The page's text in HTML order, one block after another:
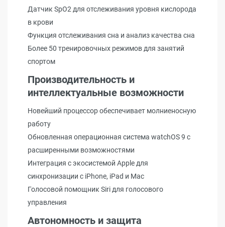
Датчик SpO2 для отслеживания уровня кислорода
в крови
Функция отслеживания сна и анализ качества сна
Более 50 тренировочных режимов для занятий
спортом
Производительность и
интеллектуальные возможности
Новейший процессор обеспечивает молниеносную
работу
Обновленная операционная система watchOS 9 с
расширенными возможностями
Интеграция с экосистемой Apple для
синхронизации с iPhone, iPad и Mac
Голосовой помощник Siri для голосового
управления
Автономность и защита